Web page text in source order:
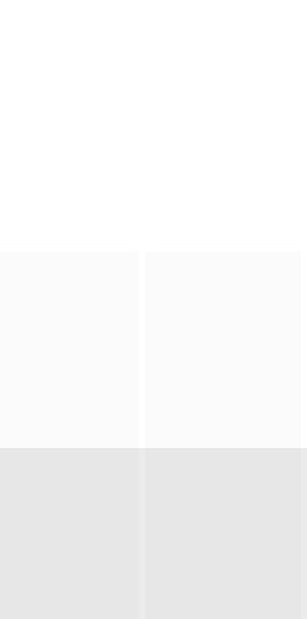
王苏夜
品。 故事聚焦仙古纪元终极之战。祖祭